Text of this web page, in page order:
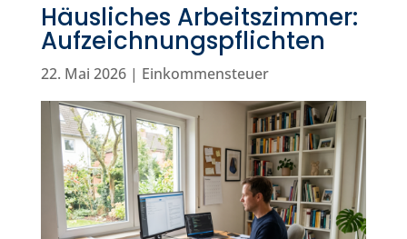
Häusliches Arbeitszimmer:
Aufzeichnungspflichten
22. Mai 2026| Einkommensteuer